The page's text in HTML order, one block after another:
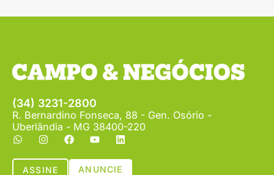
(34) 3231-2800
R. Bernardino Fonseca, 88 - Gen. Osório -
Uberlândia - MG 38400-220
ASSINE ANUNCIE